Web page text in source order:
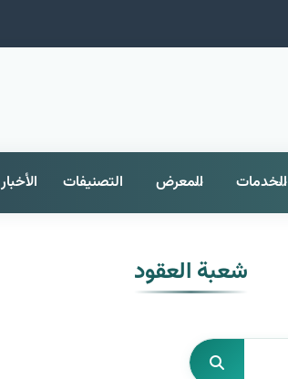
الخدمات المعرض التصنيفات الأخبار
شعبة العقود